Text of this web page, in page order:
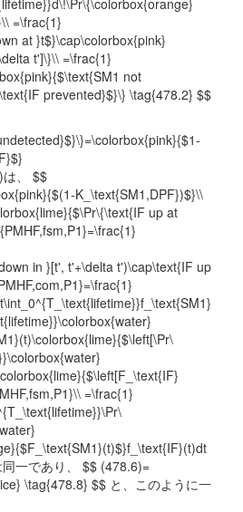
=\frac{1}
at }t$}\cap\colorbox{pink}
t']\}\\ =\frac{1}
not
prevented}$}\} \tag{478.2} $$
、 $$
K_\text{SM1,DPF})$}\\
up at
in }[t', t'+\delta t')\cap\text{IF up
=\frac{1}
一であり、 $$ (478.6)=
\tag{478.8} $$ と、このように一